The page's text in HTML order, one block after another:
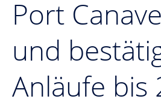
Port
und
Anläufe bis